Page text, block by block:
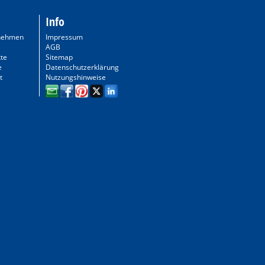
Info
Impressum
AGB
Sitemap
Datenschutzerklärung
Nutzungshinweise